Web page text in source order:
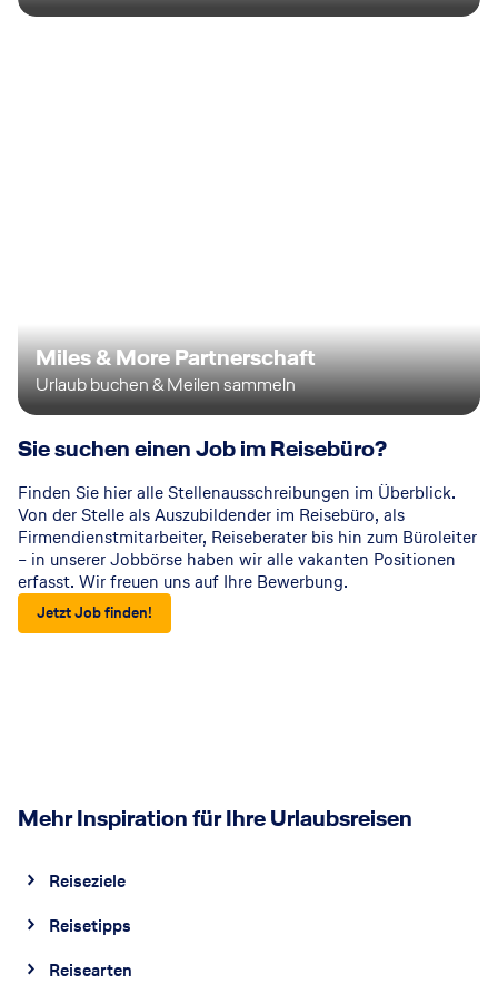
Miles & More Partnerschaft
Urlaub buchen & Meilen sammeln
Sie suchen einen Job im Reisebüro?
Finden Sie hier alle Stellenausschreibungen im Überblick.
Von der Stelle als Auszubildender im Reisebüro, als
Firmendienstmitarbeiter, Reiseberater bis hin zum Büroleiter
– in unserer Jobbörse haben wir alle vakanten Positionen
erfasst. Wir freuen uns auf Ihre Bewerbung.
Jetzt Job finden!
Mehr Inspiration für Ihre Urlaubsreisen
Reiseziele
Reisetipps
Reisearten